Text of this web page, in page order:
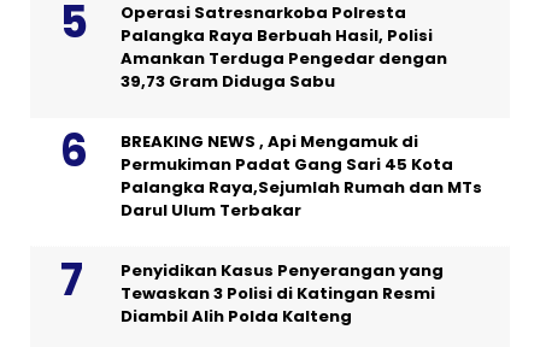
Operasi Satresnarkoba Polresta
Palangka Raya Berbuah Hasil, Polisi
Amankan Terduga Pengedar dengan
39,73 Gram Diduga Sabu
BREAKING NEWS , Api Mengamuk di
Permukiman Padat Gang Sari 45 Kota
Palangka Raya,Sejumlah Rumah dan MTs
Darul Ulum Terbakar
Penyidikan Kasus Penyerangan yang
Tewaskan 3 Polisi di Katingan Resmi
Diambil Alih Polda Kalteng